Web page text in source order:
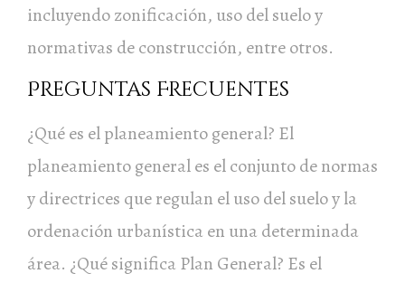
incluyendo zonificación, uso del suelo y
normativas de construcción, entre otros.
Preguntas Frecuentes
¿Qué es el planeamiento general? El
planeamiento general es el conjunto de normas
y directrices que regulan el uso del suelo y la
ordenación urbanística en una determinada
área. ¿Qué significa Plan General? Es el